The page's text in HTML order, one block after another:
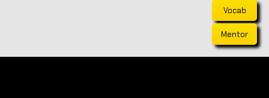
Vocab
Mentor